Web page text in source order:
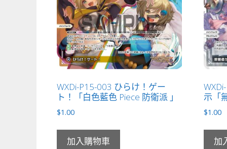
WXDi-P15-003 ひらけ！ゲー
ト！「白色藍色 Piece 防衛派 」
$1.00
加入購物車
示「
$1.00
加